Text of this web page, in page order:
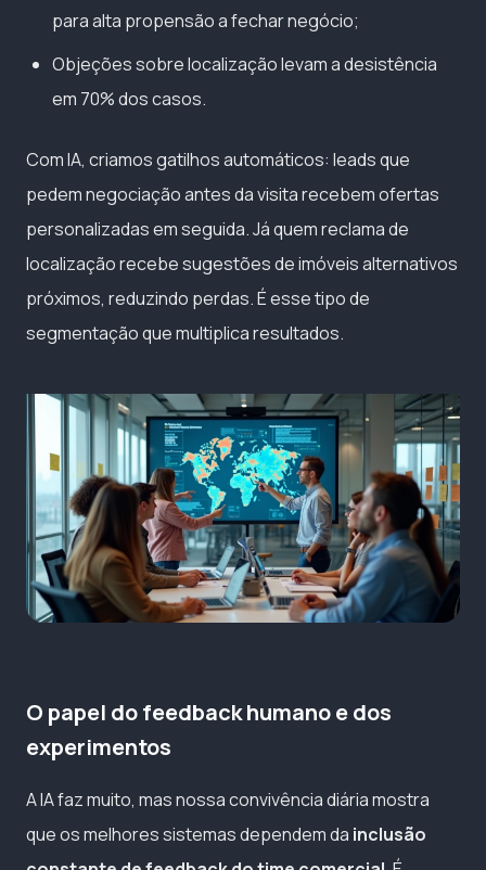
para alta propensão a fechar negócio;
Objeções sobre localização levam a desistência
em 70% dos casos.
Com IA, criamos gatilhos automáticos: leads que
pedem negociação antes da visita recebem ofertas
personalizadas em seguida. Já quem reclama de
localização recebe sugestões de imóveis alternativos
próximos, reduzindo perdas. É esse tipo de
segmentação que multiplica resultados.
O papel do feedback humano e dos
experimentos
A IA faz muito, mas nossa convivência diária mostra
que os melhores sistemas dependem da inclusão